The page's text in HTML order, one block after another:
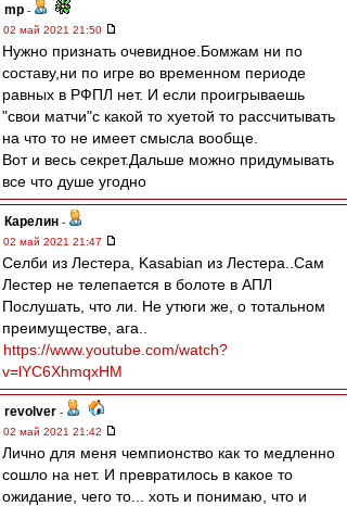
mp -
02 май 2021 21:50
Нужно признать очевидное.Бомжам ни по
составу,ни по игре во временном периоде
равных в РФПЛ нет. И если проигрываешь
"свои матчи"с какой то хуетой то рассчитывать
на что то не имеет смысла вообще.
Вот и весь секрет.Дальше можно придумывать
все что душе угодно
Карелин -
02 май 2021 21:47
Селби из Лестера, Kasabian из Лестера..Сам
Лестер не телепается в болоте в АПЛ
Послушать, что ли. Не утюги же, о тотальном
преимуществе, ага..
https://www.youtube.com/watch?
v=lYC6XhmqxHM
revolver -
02 май 2021 21:42
Лично для меня чемпионство как то медленно
сошло на нет. И превратилось в какое то
ожидание, чего то... хоть и понимаю, что и